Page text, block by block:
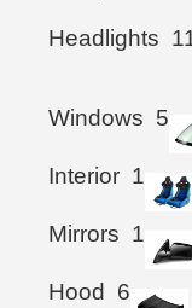
Headlights
Windows 5
Interior 1
Mirrors 1
Hood 6